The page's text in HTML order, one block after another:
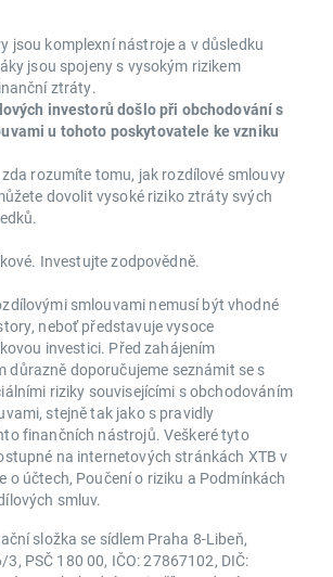
jsou komplexní nástroje a v důsledku
jsou spojeny s vysokým rizikem
ztráty.
investorů došlo při obchodování s
u tohoto poskytovatele ke vzniku
rozumíte tomu, jak rozdílové smlouvy
dovolit vysoké riziko ztráty svých
Investujte zodpovědně.
smlouvami nemusí být vhodné
neboť představuje vysoce
investici. Před zahájením
důrazně doporučujeme seznámit se s
riziky souvisejícími s obchodováním
stejně tak jako s pravidly
finančních nástrojů. Veškeré tyto
na internetových stránkách XTB v
o účtech, Poučení o riziku a Podmínkách
smluv.
složka se sídlem Praha 8-Libeň,
PSČ 180 00, IČO: 27867102, DIČ: